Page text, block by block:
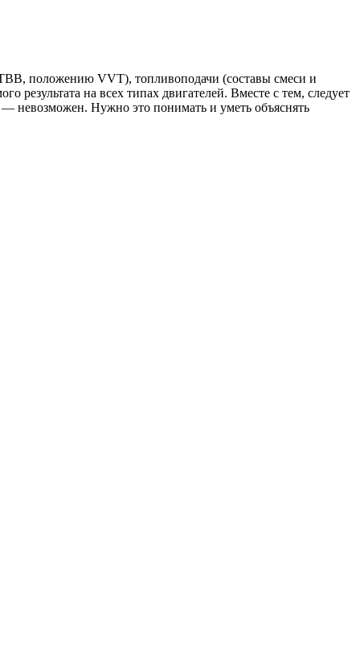
положению VVT), топливоподачи (составы смеси и
на всех типах двигателей. Вместе с тем, следует
невозможен. Нужно это понимать и уметь объяснять